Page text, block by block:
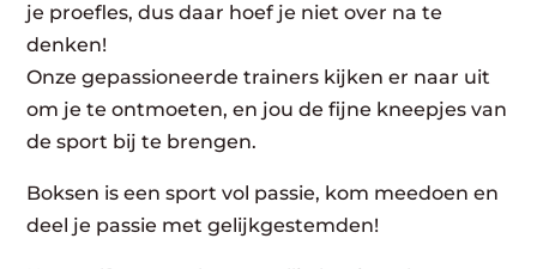
je proefles, dus daar hoef je niet over na te
denken!
Onze gepassioneerde trainers kijken er naar uit
om je te ontmoeten, en jou de fijne kneepjes van
de sport bij te brengen.
Boksen is een sport vol passie, kom meedoen en
deel je passie met gelijkgestemden!